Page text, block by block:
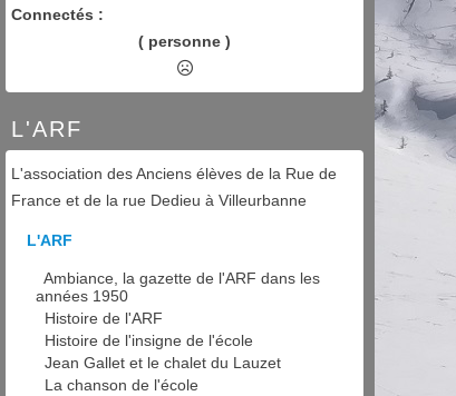
Connectés :
( personne )
L'ARF
L'association des Anciens élèves de la Rue de
France et de la rue Dedieu à Villeurbanne
L'ARF
Ambiance, la gazette de l'ARF dans les
années 1950
Histoire de l'ARF
Histoire de l'insigne de l'école
Jean Gallet et le chalet du Lauzet
La chanson de l'école